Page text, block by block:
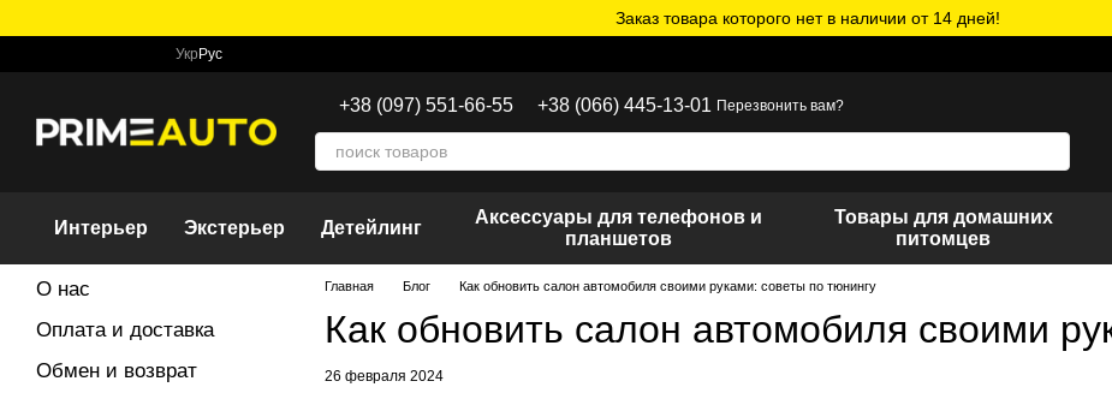
Заказ товара которого нет в наличии от 14 дней!
Укр Рус
+38 (097) 551-66-55 +38 (066) 445-13-01 Перезвонить вам?
Интерьер Экстерьер Детейлинг
Аксессуары для телефонов и
планшетов
Товары для домашних
питомцев
Главная Блог Как обновить салон автомобиля своими руками: советы по тюнингу
Как обновить салон автомобиля своими
26 февраля 2024
О нас
Оплата и доставка
Обмен и возврат